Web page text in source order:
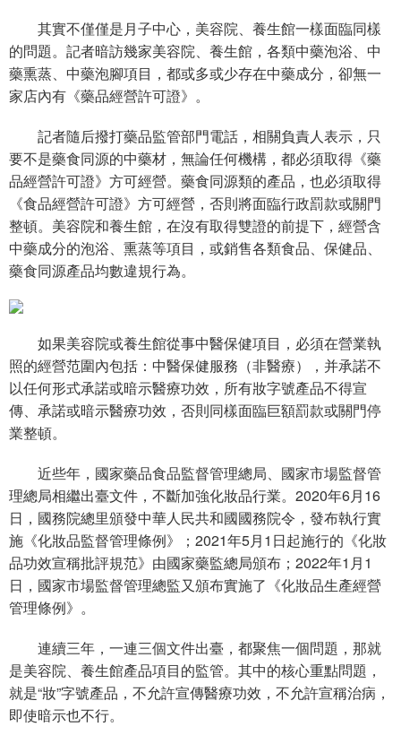
其實不僅僅是月子中心，美容院、養生館一樣面臨同樣
的問題。記者暗訪幾家美容院、養生館，各類中藥泡浴、中
藥熏蒸、中藥泡腳項目，都或多或少存在中藥成分，卻無一
家店內有《藥品經營許可證》。
記者隨后撥打藥品監管部門電話，相關負責人表示，只
要不是藥食同源的中藥材，無論任何機構，都必須取得《藥
品經營許可證》方可經營。藥食同源類的產品，也必須取得
《食品經營許可證》方可經營，否則將面臨行政罰款或關門
整頓。美容院和養生館，在沒有取得雙證的前提下，經營含
中藥成分的泡浴、熏蒸等項目，或銷售各類食品、保健品、
藥食同源產品均數違規行為。
如果美容院或養生館從事中醫保健項目，必須在營業執
照的經營范圍內包括：中醫保健服務（非醫療），并承諾不
以任何形式承諾或暗示醫療功效，所有妝字號產品不得宣
傳、承諾或暗示醫療功效，否則同樣面臨巨額罰款或關門停
業整頓。
近些年，國家藥品食品監督管理總局、國家市場監督管
理總局相繼出臺文件，不斷加強化妝品行業。2020年6月16
日，國務院總里頒發中華人民共和國國務院令，發布執行實
施《化妝品監督管理條例》；2021年5月1日起施行的《化妝
品功效宣稱批評規范》由國家藥監總局頒布；2022年1月1
日，國家市場監督管理總監又頒布實施了《化妝品生產經營
管理條例》。
連續三年，一連三個文件出臺，都聚焦一個問題，那就
是美容院、養生館產品項目的監管。其中的核心重點問題，
就是“妝”字號產品，不允許宣傳醫療功效，不允許宣稱治病，
即使暗示也不行。